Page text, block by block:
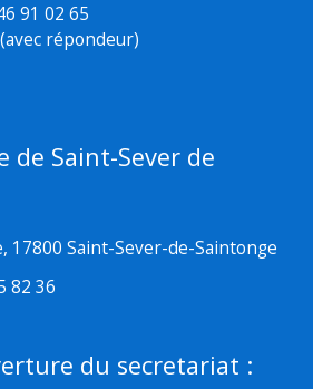
91 02 65
répondeur)
de Saint-Sever de
17800 Saint-Sever-de-Saintonge
82 36
du secretariat :